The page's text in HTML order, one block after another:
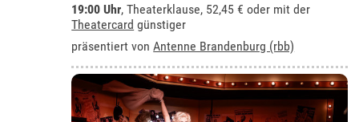
19:00 Uhr,Theaterklause, 52,45 € oder mit der
Theatercard günstiger
präsentiert vonAntenne Brandenburg (rbb)